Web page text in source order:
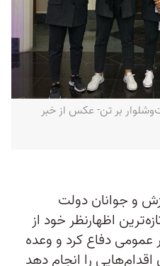
بر تن- عکس از خبر
و جوانان دولت
اظهارنظر خود از
عمومی دفاع کرد و وعده
را انجام دهد